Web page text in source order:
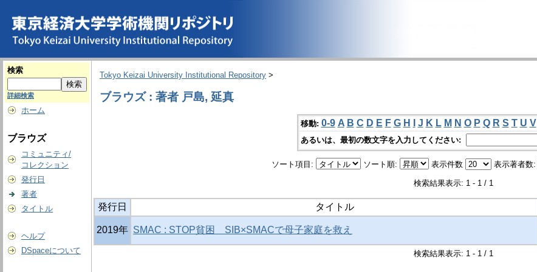
検索
詳細検索
ホーム
ブラウズ
コミュニティ/
コレクション
発行日
著者
タイトル
ヘルプ
DSpaceについて
Tokyo Keizai University Institutional Repository >
ブラウズ : 著者 戸島, 延真
移動: 0-9 A B C D E F G H J K L M N O P Q R S T U V
あるいは、最初の数文字を入力してください:
ソート項目: ソート順: 表示件数 表示著者数:
検索結果表示: 1 - 1 / 1
発行日 タイトル
2019年 SMAC : STOP貧困 SIB×SMACで母子家庭を救え
検索結果表示: 1 - 1 / 1